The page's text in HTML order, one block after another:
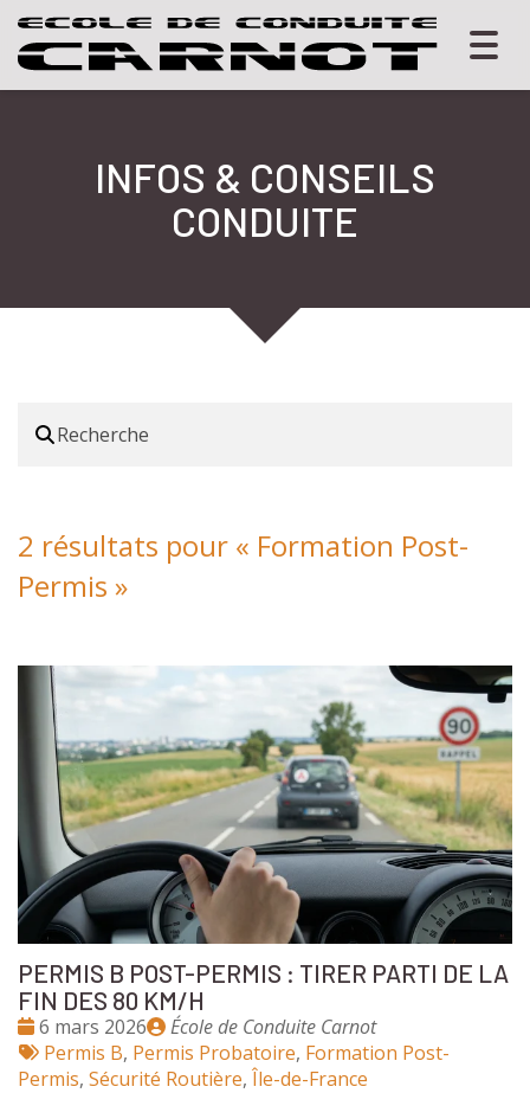
INFOS & CONSEILS
CONDUITE
2 résultats pour « Formation Post-
Permis »
PERMIS B POST-PERMIS : TIRER PARTI DE LA
FIN DES 80 KM/H
Date
:
6 mars 2026
Publié
par
École de Conduite Carnot
Tags
:
Permis B, Permis Probatoire, Formation Post-
Permis, Sécurité Routière, Île-de-France